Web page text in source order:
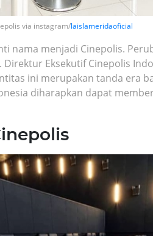
via instagram/laislameridaoficial
nama menjadi Cinepolis.
Eksekutif Cinepolis
ini merupakan tanda era
diharapkan dapat